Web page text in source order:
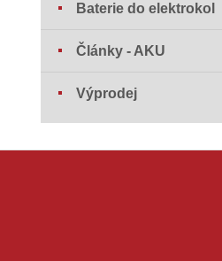
Baterie do elektrokol
Články - AKU
Výprodej